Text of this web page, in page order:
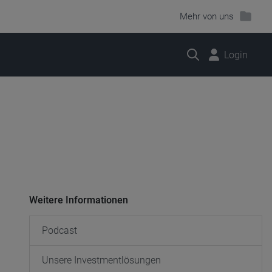
Mehr von uns
Suche Login
Weitere Informationen
Podcast
Unsere Investmentlösungen